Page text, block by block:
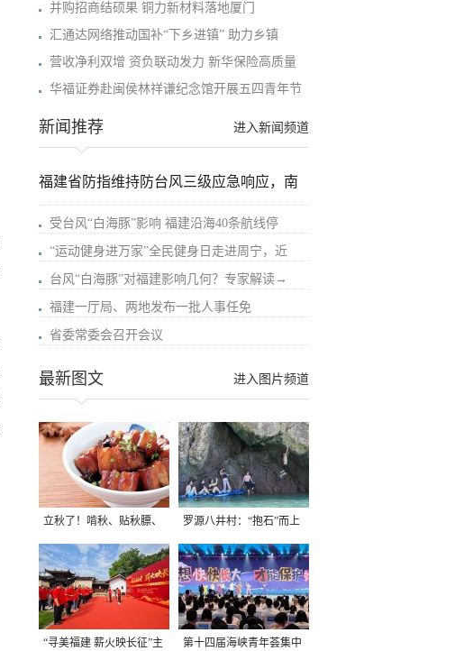
并购招商结硕果 铜力新材料落地厦门
汇通达网络推动国补“下乡进镇” 助力乡镇
营收净利双增 资负联动发力 新华保险高质量
华福证券赴闽侯林祥谦纪念馆开展五四青年节
进入新闻频道
新闻推荐
福建省防指维持防台风三级应急响应，南
受台风“白海豚”影响 福建沿海40条航线停
“运动健身进万家”全民健身日走进周宁，近
台风“白海豚”对福建影响几何？专家解读→
福建一厅局、两地发布一批人事任免
省委常委会召开会议
进入图片频道
最新图文
立秋了！啃秋、贴秋膘、
晒秋，福建人这样过才够
味→
罗源八井村：“抱石”而上
“寻美福建 薪火映长征”主 第十四届海峡青年荟集中